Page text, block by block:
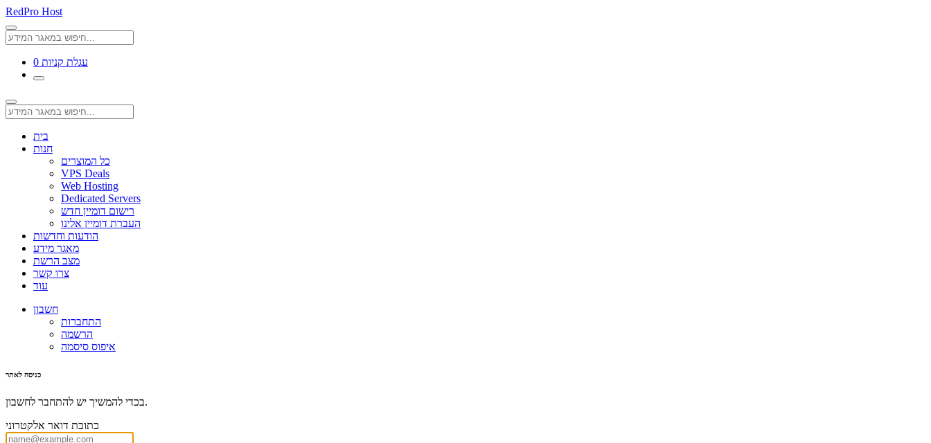
RedPro Host
0 עגלת קניות
בית
חנות
כל המוצרים
VPS Deals
Web Hosting
Dedicated Servers
רישום דומיין חדש
העברת דומיין אלינו
הודעות וחדשות
מאגר מידע
מצב הרשת
צרו קשר
עוד
חשבון
התחברות
הרשמה
איפוס סיסמה
כניסה לאתר
בכדי להמשיך יש להתחבר לחשבון.
כתובת דואר אלקטרוני